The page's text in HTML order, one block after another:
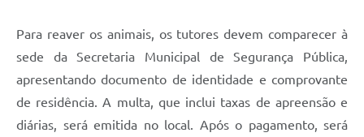
Para reaver os animais, os tutores devem comparecer à
sede da Secretaria Municipal de Segurança Pública,
apresentando documento de identidade e comprovante
de residência. A multa, que inclui taxas de apreensão e
diárias, será emitida no local. Após o pagamento, será